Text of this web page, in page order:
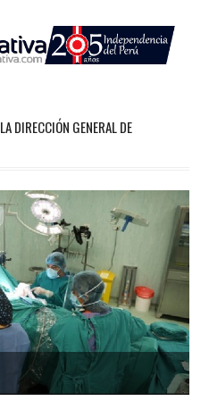
DIRECCIÓN GENERAL DE